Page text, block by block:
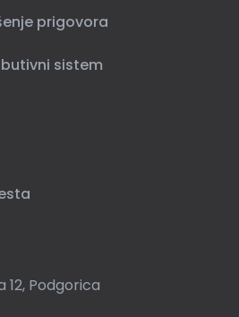
prigovora
sistem
12, Podgorica